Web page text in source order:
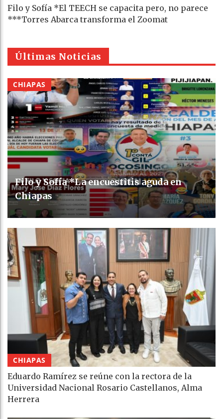
Filo y Sofía *El TEECH se capacita pero, no parece
***Torres Abarca transforma el Zoomat
Últimas Noticias
CHIAPAS
Filo y Sofía *La encuestitis aguda en
Chiapas
CHIAPAS
Eduardo Ramírez se reúne con la rectora de la
Universidad Nacional Rosario Castellanos, Alma
Herrera